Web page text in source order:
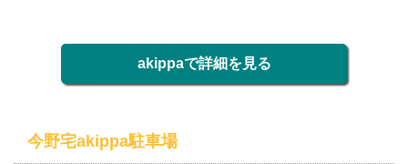
akippaで詳細を見る
今野宅akippa駐車場